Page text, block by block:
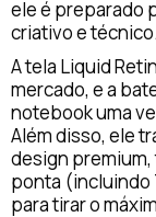
ele é preparado
criativo e técnico.
A tela Liquid
mercado, e a
notebook uma
Além disso, ele
design
ponta (incluindo
para tirar o